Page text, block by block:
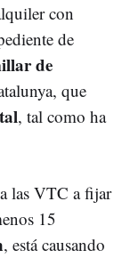
con
de
de
que
, tal como ha
las VTC a fijar
15
, está causando